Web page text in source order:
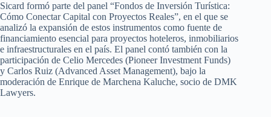
Sicard formó parte del panel “Fondos de Inversión Turística:
Cómo Conectar Capital con Proyectos Reales”, en el que se
analizó la expansión de estos instrumentos como fuente de
financiamiento esencial para proyectos hoteleros, inmobiliarios
e infraestructurales en el país. El panel contó también con la
participación de Celio Mercedes (Pioneer Investment Funds)
y Carlos Ruiz (Advanced Asset Management), bajo la
moderación de Enrique de Marchena Kaluche, socio de DMK
Lawyers.